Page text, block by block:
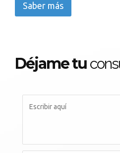
Saber más
Déjame tu